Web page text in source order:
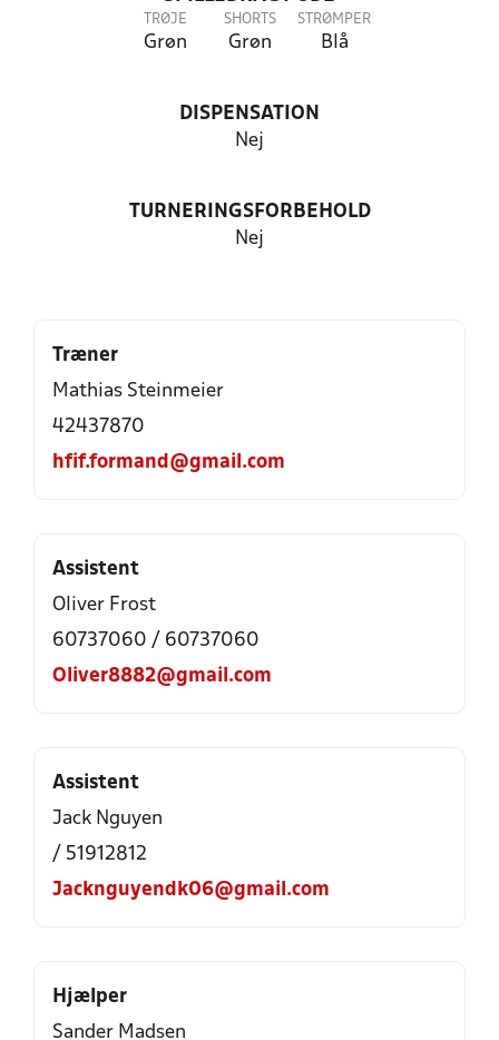
TRØJE
Grøn
SHORTS
Grøn
STRØMPER
Blå
DISPENSATION
Nej
TURNERINGSFORBEHOLD
Nej
Træner
Mathias Steinmeier
42437870
hfif.formand@gmail.com
Assistent
Oliver Frost
60737060 / 60737060
Oliver8882@gmail.com
Assistent
Jack Nguyen
/ 51912812
Jacknguyendk06@gmail.com
Hjælper
Sander Madsen